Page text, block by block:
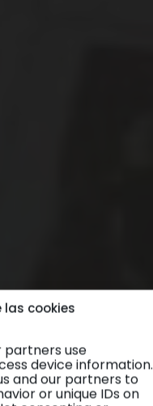
cookies
partners use
device information.
and our partners to
or unique IDs on